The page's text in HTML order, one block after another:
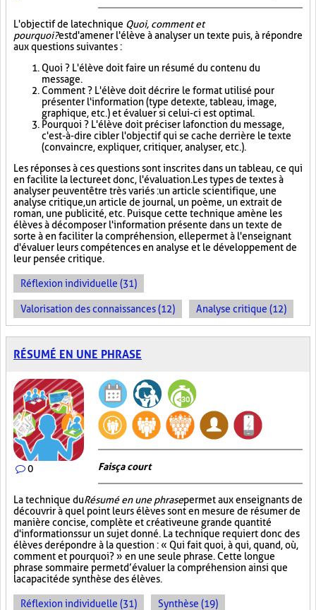
L'objectif de la technique Quoi, comment et
pourquoi?est d'amener l'élève à analyser un texte puis, à répondre
aux questions suivantes :
Quoi ? L'élève doit faire un résumé du contenu du
message.
Comment ? L'élève doit décrire le format utilisé pour
présenter l'information (type de texte, tableau, image,
graphique, etc.) et évaluer si celui-ci est optimal.
Pourquoi ? L'élève doit préciser la fonction du message,
c'est-à-dire cibler l'objectif qui se cache derrière le texte
(convaincre, expliquer, critiquer, analyser, etc.).
Les réponses à ces questions sont inscrites dans un tableau, ce qui
en facilite la lecture et donc, l'évaluation. Les types de textes à
analyser peuvent être très variés : un article scientifique, une
analyse critique, un article de journal, un poème, un extrait de
roman, une publicité, etc. Puisque cette technique amène les
élèves à décomposer l'information présente dans un texte de
sorte à en faciliter la compréhension, elle permet à l'enseignant
d'évaluer leurs compétences en analyse et le développement de
leur pensée critique.
Réflexion individuelle (31)
Valorisation des connaissances (12) Analyse critique (12)
RÉSUMÉ EN UNE PHRASE
0 Fais ça court
La technique duRésumé en une phrasepermet aux enseignants de
découvrir à quel point leurs élèves sont en mesure de résumer de
manière concise, complète et créative une grande quantité
d'informations sur un sujet donné. La technique requiert donc des
élèves de répondre à la question : « Qui fait quoi, à qui, quand, où,
comment et pourquoi? » en une seule phrase. Cette longue
phrase sommaire permet d’évaluer la compréhension ainsi que
la capacité de synthèse des élèves.
Réflexion individuelle (31) Synthèse (19)